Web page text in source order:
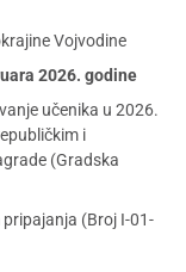
Vojvodine
2026. godine
učenika u 2026.
i
(Gradska
(Broj I-01-